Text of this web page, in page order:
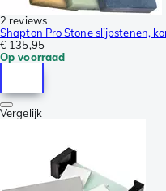
2 reviews
Shapton Pro Stone slijpstenen,
€ 135,95
Op voorraad
Vergelijk